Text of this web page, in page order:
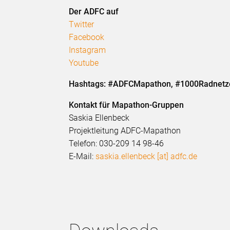
Der ADFC auf
Twitter
Facebook
Instagram
Youtube
Hashtags: #ADFCMapathon,
Kontakt für Mapathon-Gruppen
Saskia Ellenbeck
Projektleitung ADFC-Mapathon
Telefon: 030-209 14 98-46
E-Mail: saskia.ellenbeck [at] adfc.de